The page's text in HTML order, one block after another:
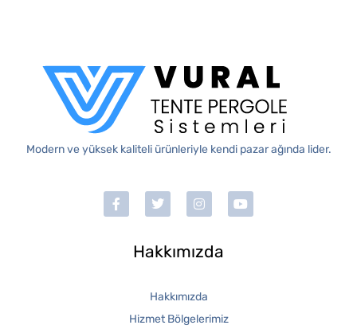
Modern ve yüksek kaliteli ürünleriyle kendi pazar ağında lider.
Hakkımızda
Hakkımızda
Hizmet Bölgelerimiz